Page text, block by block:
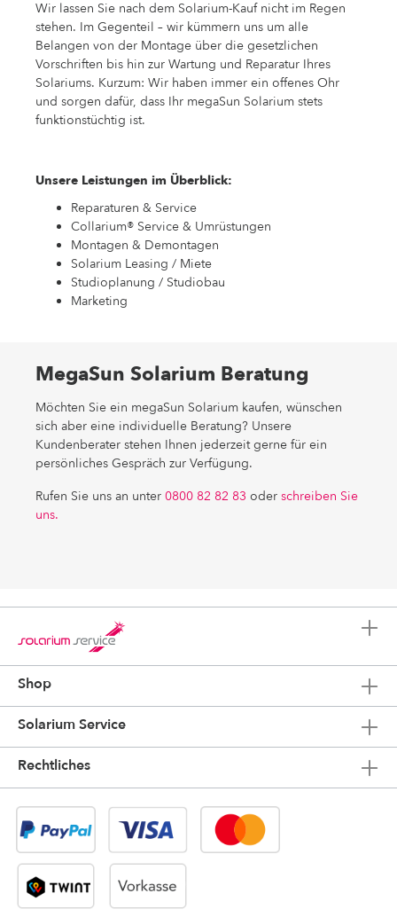
Wir lassen Sie nach dem Solarium-Kauf nicht im Regen
stehen. Im Gegenteil – wir kümmern uns um alle
Belangen von der Montage über die gesetzlichen
Vorschriften bis hin zur Wartung und Reparatur Ihres
Solariums. Kurzum: Wir haben immer ein offenes Ohr
und sorgen dafür, dass Ihr megaSun Solarium stets
funktionstüchtig ist.
Unsere Leistungen im Überblick:
Reparaturen & Service
Collarium® Service & Umrüstungen
Montagen & Demontagen
Solarium Leasing / Miete
Studioplanung / Studiobau
Marketing
MegaSun Solarium Beratung
Möchten Sie ein megaSun Solarium kaufen, wünschen
sich aber eine individuelle Beratung? Unsere
Kundenberater stehen Ihnen jederzeit gerne für ein
persönliches Gespräch zur Verfügung.
Rufen Sie uns an unter0800 82 82 83 oderschreiben Sie
uns.
Shop
Solarium Service
Rechtliches